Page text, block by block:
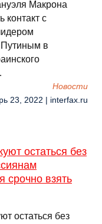
Макрона
контакт с
в
Новости
23, 2022 | interfax.ru
остаться без
срочно взять
остаться без